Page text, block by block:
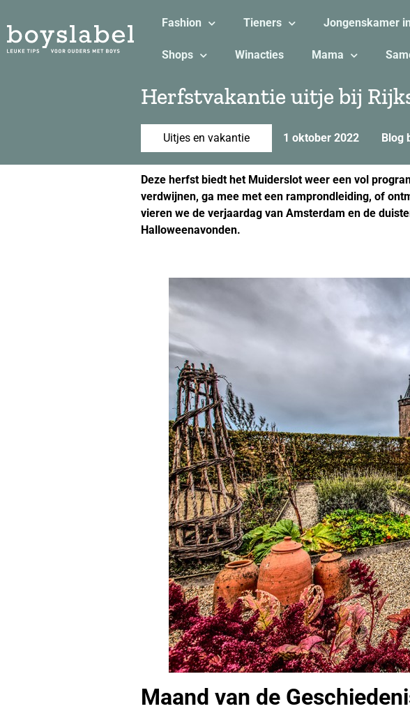
Fashion Tieners Jongenskamer
Shops Winacties Mama
Herfstvakantie uitje bij
Uitjes en vakantie 1 oktober 2022 Blog
Deze herfst biedt het Muiderslot weer een vol
verdwijnen, ga mee met een ramprondleiding, of
vieren we de verjaardag van Amsterdam en de
Halloweenavonden.
Maand van de